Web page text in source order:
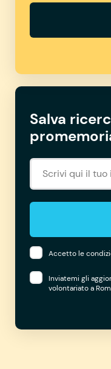
Salva
Accetto le
Inviatemi gli
volontariato a